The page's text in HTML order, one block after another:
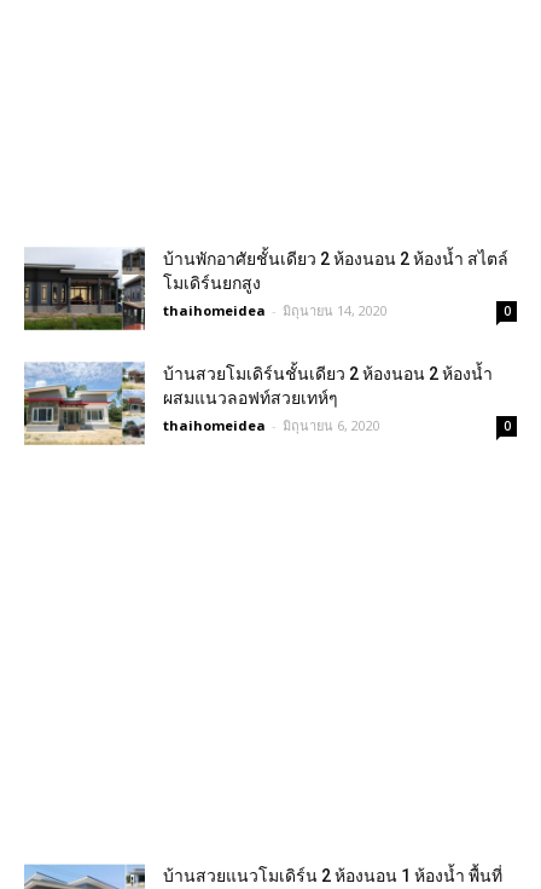
บ้านพักอาศัยชั้นเดียว 2 ห้องนอน 2 ห้องน้ำ สไตล์
โมเดิร์นยกสูง
thaihomeidea - มิถุนายน 14, 2020 0
บ้านสวยโมเดิร์นชั้นเดียว 2 ห้องนอน 2 ห้องน้ำ
ผสมแนวลอฟท์สวยเทห์ๆ
thaihomeidea - มิถุนายน 6, 2020 0
บ้านสวยแนวโมเดิร์น 2 ห้องนอน 1 ห้องน้ำ พื้นที่